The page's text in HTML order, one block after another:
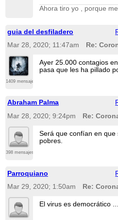
Ahora tiro yo , porque
guia del desfiladero
Mar 28, 2020; 11:47am
Re:
1409 mensajes
Ayer 25.000 contagios
pasa que les ha pillado
Abraham Palma
Mar 28, 2020; 9:24pm
Re:
398 mensajes
Será que confían en
pobres.
Parroquiano
Mar 29, 2020; 1:50am
Re:
El virus es democrático